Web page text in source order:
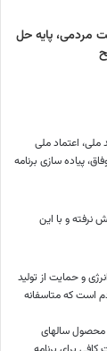
پایه حل
ملی، اعتماد ملی
پیاده سازی برنامه
نرفته و با این
و حمایت از تولید
است که متاسفانه
محصول سالهای